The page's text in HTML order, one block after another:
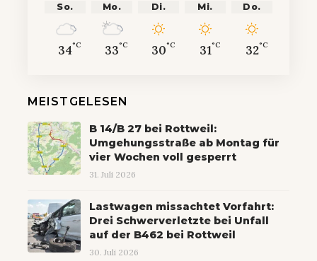
So.
34°C
Mo.
33°C
Di.
30°C
Mi.
31°C
Do.
32°C
MEISTGELESEN
B 14/B 27 bei Rottweil:
Umgehungsstraße ab Montag für
vier Wochen voll gesperrt
31. Juli 2026
Lastwagen missachtet Vorfahrt:
Drei Schwerverletzte bei Unfall
auf der B462 bei Rottweil
30. Juli 2026